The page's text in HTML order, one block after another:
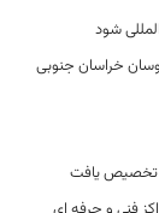
شود
جهیزیه به نوعروسان خراسان جنوبی